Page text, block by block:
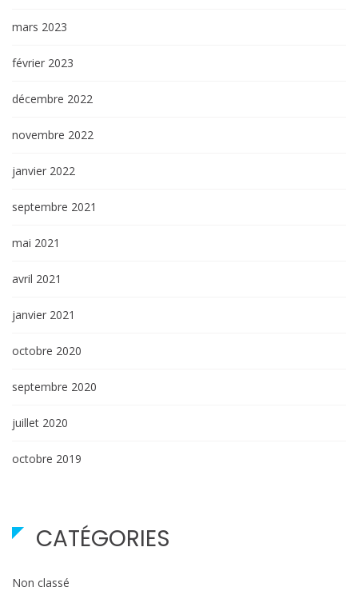
mars 2023
février 2023
décembre 2022
novembre 2022
janvier 2022
septembre 2021
mai 2021
avril 2021
janvier 2021
octobre 2020
septembre 2020
juillet 2020
octobre 2019
CATÉGORIES
Non classé